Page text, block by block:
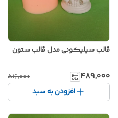
قالب سیلیکونی مدل قالب ستون
۴۸۹٬۰۰۰ ۵۱۶٬۰۰۰
افزودن به سبد